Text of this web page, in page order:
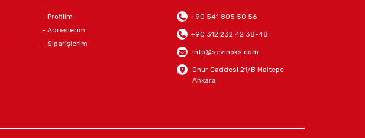
- Profilim
- Adreslerim
- Siparişlerim
+90 541 805 50 56
+90 312 232 42 38-48
info@sevinoks.com
Onur Caddesi 21/B Maltepe
Ankara